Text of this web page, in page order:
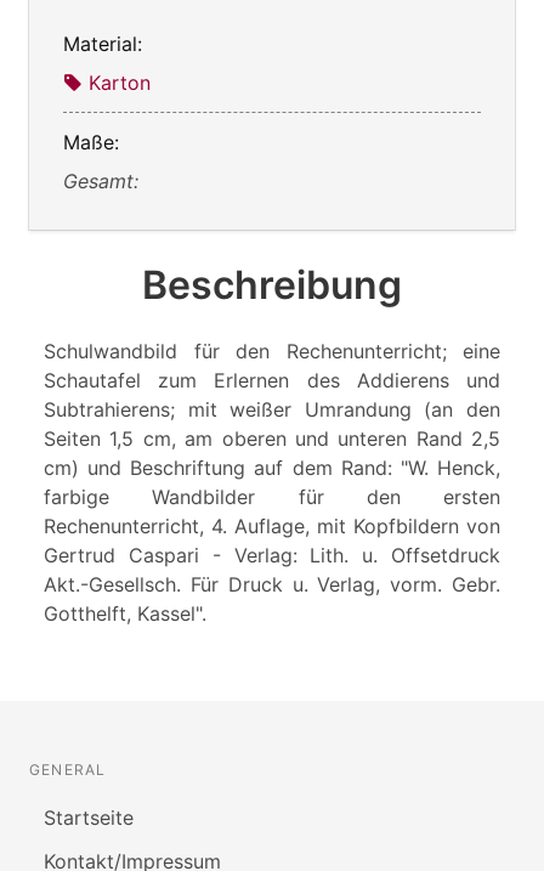
Material:
Karton
Maße:
Gesamt:
Beschreibung
Schulwandbild für den Rechenunterricht; eine
Schautafel zum Erlernen des Addierens und
Subtrahierens; mit weißer Umrandung (an den
Seiten 1,5 cm, am oberen und unteren Rand 2,5
cm) und Beschriftung auf dem Rand: "W. Henck,
farbige Wandbilder für den ersten
Rechenunterricht, 4. Auflage, mit Kopfbildern von
Gertrud Caspari - Verlag: Lith. u. Offsetdruck
Akt.-Gesellsch. Für Druck u. Verlag, vorm. Gebr.
Gotthelft, Kassel".
GENERAL
Startseite
Kontakt/Impressum